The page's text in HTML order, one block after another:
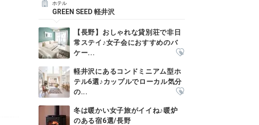
ホテル
GREEN SEED 軽井沢
【長野】おしゃれな貸別荘で非日
常ステイ♪女子会におすすめのバ
ケー...
軽井沢にあるコンドミニアム型ホ
テル6選♪カップルでローカル気分
の...
冬は暖かい女子旅がイイね♪暖炉
のある宿6選/長野